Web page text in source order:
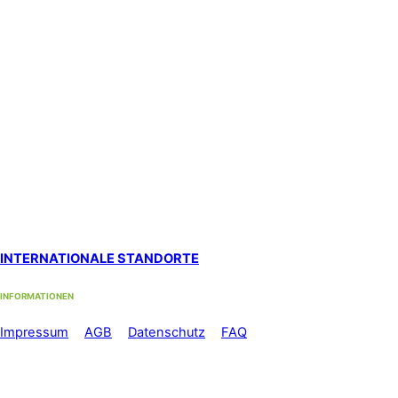
INTERNATIONALE STANDORTE
INFORMATIONEN
Impressum AGB Datenschutz FAQ